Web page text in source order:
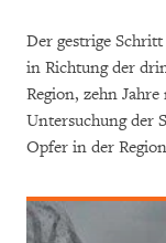
Der gestrige
in Richtung der
Region, zehn
Untersuchung der
Opfer in der